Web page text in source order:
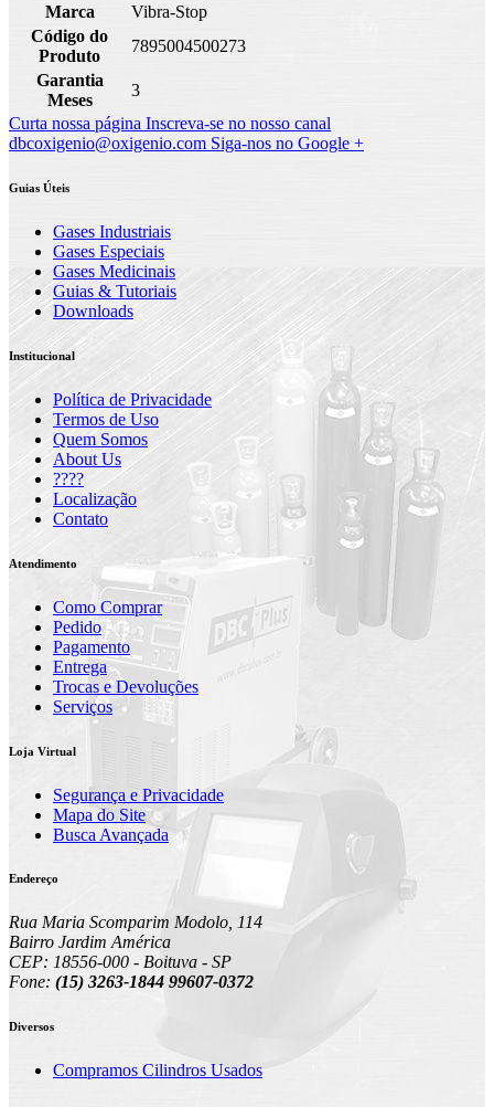
Marca
Vibra-Stop
Código do
Produto
7895004500273
Garantia
Meses
3
Curta nossa página Inscreva-se no nosso canal
dbcoxigenio@oxigenio.com Siga-nos no Google +
Guias Úteis
Gases Industriais
Gases Especiais
Gases Medicinais
Guias & Tutoriais
Downloads
Institucional
Política de Privacidade
Termos de Uso
Quem Somos
About Us
????
Localização
Contato
Atendimento
Como Comprar
Pedido
Pagamento
Entrega
Trocas e Devoluções
Serviços
Loja Virtual
Segurança e Privacidade
Mapa do Site
Busca Avançada
Endereço
Rua Maria Scomparim Modolo, 114
Bairro Jardim América
CEP: 18556-000 - Boituva - SP
Fone: (15) 3263-1844 99607-0372
Diversos
Compramos Cilindros Usados